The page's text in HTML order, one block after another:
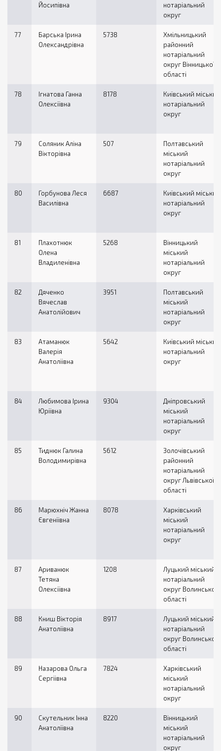
Йосипівна
нотаріальний
округ
77
Барська Ірина
Олександрівна
5738
Хмільницький
районний
нотаріальний
округ Вінницької
області
78
Ігнатова Ганна
Олексіївна
8178
Київський міський
нотаріальний
округ
79
Соляник Аліна
Вікторівна
507
Полтавський
міський
нотаріальний
округ
80
Горбунова Леся
Василівна
6687
Київський міський
нотаріальний
округ
81
Плахотнюк
Олена
Владиленівна
5268
Вінницький
міський
нотаріальний
округ
82
Дяченко
Вячеслав
Анатолійович
3951
Полтавський
міський
нотаріальний
округ
83
Атаманюк
Валерія
Анатоліівна
5642
Київський міський
нотаріальний
округ
84
Любимова Ірина
Юріївна
9304
Дніпровський
міський
нотаріальний
округ
85
Тиднюк Галина
Володимирівна
5612
Золочівський
районний
нотаріальний
округ Львівської
області
86
Марюхніч Жанна
Євгеніївна
8078
Харківський
міський
нотаріальний
округ
87
Ариванюк
Тетяна
Олексіївна
1208
Луцький міський
нотаріальний
округ Волинської
області
88
Книш Вікторія
Анатоліївна
8917
Луцький міський
нотаріальний
округ Волинської
області
89
Назарова Ольга
Сергіівна
7824
Харківський
міський
нотаріальний
округ
90
Скутельник Інна
Анатоліївна
8220
Вінницький
міський
нотаріальний
округ